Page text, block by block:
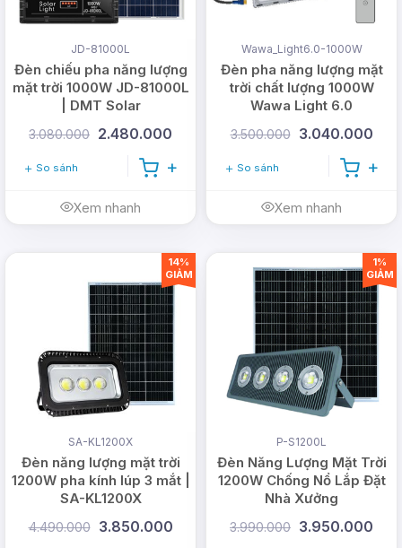
JD-81000L
Đèn chiếu pha năng lượng
mặt trời 1000W JD-81000L
| DMT Solar
3.080.000 2.480.000
So sánh
Xem nhanh
Wawa_Light6.0-1000W
Đèn pha năng lượng mặt
trời chất lượng 1000W
Wawa Light 6.0
3.500.000 3.040.000
So sánh
Xem nhanh
SA-KL1200X
Đèn năng lượng mặt trời
1200W pha kính lúp 3 mắt |
SA-KL1200X
4.490.000 3.850.000
14%
GIẢM
P-S1200L
Đèn Năng Lượng Mặt Trời
1200W Chống Nổ Lắp Đặt
Nhà Xưởng
3.990.000 3.950.000
1%
GIẢM